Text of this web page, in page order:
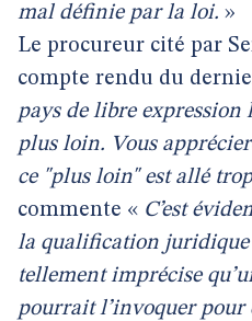
mal définie par la loi. »
Le procureur cité par
compte rendu du
pays de libre expression
plus loin. Vous
ce "plus loin" est allé
commente « C’est
la qualification juridique
tellement imprécise
pourrait l’invoquer